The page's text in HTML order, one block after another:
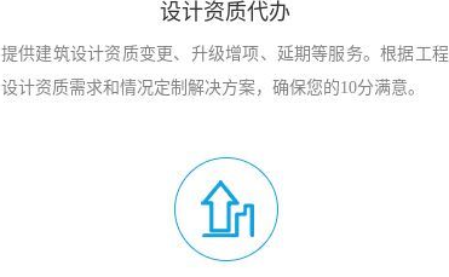
设计资质代办
提供建筑设计资质变更、升级增项、延期等服务。根据工程
设计资质需求和情况定制解决方案，确保您的10分满意。